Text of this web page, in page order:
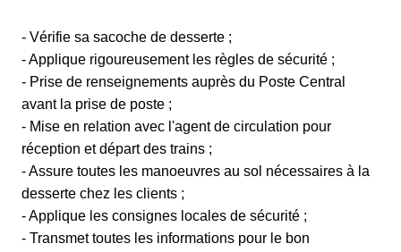
- Vérifie sa sacoche de desserte ;
- Applique rigoureusement les règles de sécurité ;
- Prise de renseignements auprès du Poste Central
avant la prise de poste ;
- Mise en relation avec l'agent de circulation pour
réception et départ des trains ;
- Assure toutes les manoeuvres au sol nécessaires à la
desserte chez les clients ;
- Applique les consignes locales de sécurité ;
- Transmet toutes les informations pour le bon